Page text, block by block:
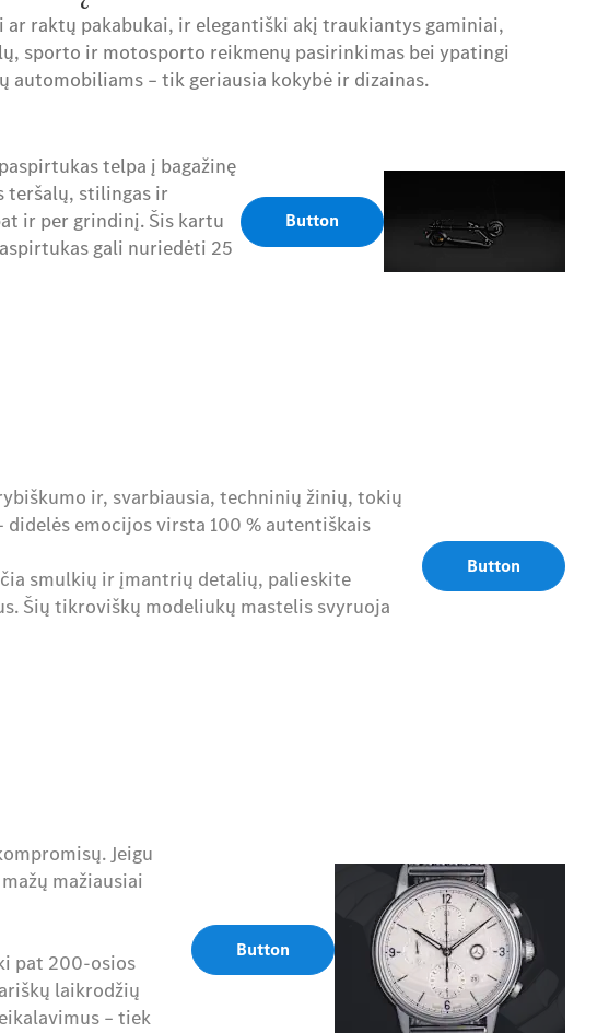
raktų pakabukai, ir elegantiški akį traukiantys gaminiai,
sporto ir motosporto reikmenų pasirinkimas bei ypatingi
– tik geriausia kokybė ir dizainas.
telpa į bagažinę
teršalų, stilingas ir
ir per grindinį. Šis kartu
gali nuriedėti 25
Button
ir, svarbiausia, techninių žinių, tokių
emocijos virsta 100 % autentiškais
smulkių ir įmantrių detalių, palieskite
Šių tikroviškų modeliukų mastelis svyruoja
Button
Jeigu
mažiausiai
pat 200-osios
laikrodžių
– tiek
Button